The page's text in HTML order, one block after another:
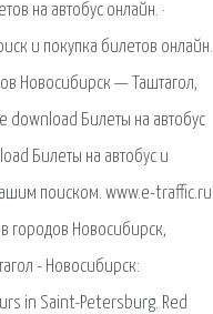
на автобус онлайн. ·
и покупка билетов онлайн.
Новосибирск — Таштагол,
download Билеты на автобус
Билеты на автобус и
поиском. www.e-traffic.ru
городов Новосибирск,
- Новосибирск:
in Saint-Petersburg. Red